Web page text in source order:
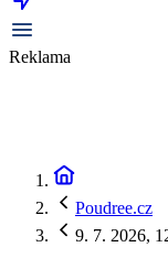
Reklama
Poudree.cz
9. 7. 2026,